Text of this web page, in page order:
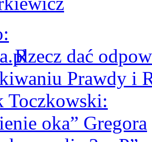
Rzecz dać
Prawdy i